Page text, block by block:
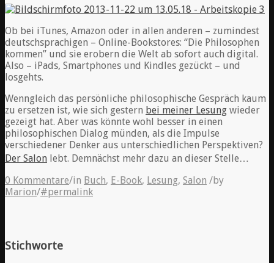
Ob bei iTunes, Amazon oder in allen anderen – zumindest
deutschsprachigen – Online-Bookstores: “Die Philosophen
kommen” und sie erobern die Welt ab sofort auch digital.
Also – iPads, Smartphones und Kindles gezückt – und
losgehts.
Wenngleich das persönliche philosophische Gespräch kaum
zu ersetzen ist, wie sich gestern bei meiner Lesung wieder
gezeigt hat. Aber was könnte wohl besser in einen
philosophischen Dialog münden, als die Impulse
verschiedener Denker aus unterschiedlichen Perspektiven?
Der Salon lebt. Demnächst mehr dazu an dieser Stelle…
0 Kommentare/in Buch, E-Book, Lesung, Salon /by
Marion/#permalink
Stichworte